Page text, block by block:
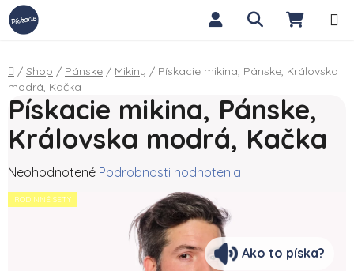
Prejsť na obsah Hľadať
Domov
/ Shop / Pánske / Mikiny / Pískacie mikina, Pánske, Královska
modrá, Kačka
Pískacie mikina, Pánske,
Královska modrá, Kačka
Priemerné hodnotenie produktu je 0,0 z 5 hviezdičiek.
Neohodnotené Podrobnosti hodnotenia
RODINNÉ SETY
Ako to píska?